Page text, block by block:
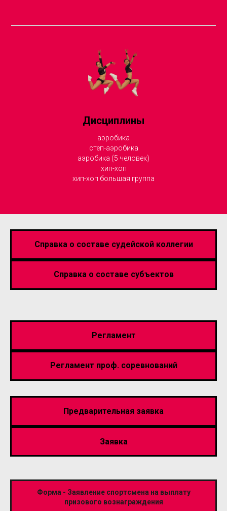
Дисциплины
аэробика
степ-аэробика
аэробика (5 человек)
хип-хоп
хип-хоп большая группа
Справка о составе судейской коллегии
Справка о составе субъектов
Регламент
Регламент проф. соревнований
Предварительная заявка
Заявка
Форма - Заявление спортсмена на выплату
призового вознаграждения